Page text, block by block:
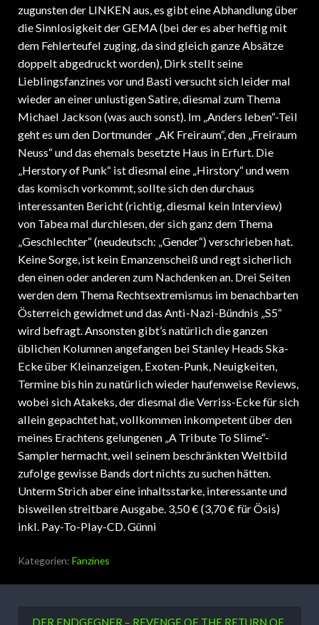
zugunsten der LINKEN aus, es gibt eine Abhandlung über
die Sinnlosigkeit der GEMA (bei der es aber heftig mit
dem Fehlerteufel zuging, da sind gleich ganze Absätze
doppelt abgedruckt worden), Dirk stellt seine
Lieblingsfanzines vor und Basti versucht sich leider mal
wieder an einer unlustigen Satire, diesmal zum Thema
Michael Jackson (was auch sonst). Im „Anders leben“-Teil
geht es um den Dortmunder „AK Freiraum“, den „Freiraum
Neuss“ und das ehemals besetzte Haus in Erfurt. Die
„Herstory of Punk“ ist diesmal eine „Hirstory“ und wem
das komisch vorkommt, sollte sich den durchaus
interessanten Bericht (richtig, diesmal kein Interview)
von Tabea mal durchlesen, der sich ganz dem Thema
„Geschlechter“ (neudeutsch: „Gender“) verschrieben hat.
Keine Sorge, ist kein Emanzenscheiß und regt sicherlich
den einen oder anderen zum Nachdenken an. Drei Seiten
werden dem Thema Rechtsextremismus im benachbarten
Österreich gewidmet und das Anti-Nazi-Bündnis „S5“
wird befragt. Ansonsten gibt’s natürlich die ganzen
üblichen Kolumnen angefangen bei Stanley Heads Ska-
Ecke über Kleinanzeigen, Exoten-Punk, Neuigkeiten,
Termine bis hin zu natürlich wieder haufenweise Reviews,
wobei sich Atakeks, der diesmal die Verriss-Ecke für sich
allein gepachtet hat, vollkommen inkompetent über den
meines Erachtens gelungenen „A Tribute To Slime“-
Sampler hermacht, weil seinem beschränkten Weltbild
zufolge gewisse Bands dort nichts zu suchen hätten.
Unterm Strich aber eine inhaltsstarke, interessante und
bisweilen streitbare Ausgabe. 3,50 € (3,70 € für Ösis)
inkl. Pay-To-Play-CD. Günni
Kategorien: Fanzines
DER ENDGEGNER – REVENGE OF THE RETURN OF